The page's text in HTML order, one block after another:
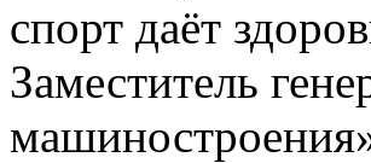
спорт даёт
Заместитель